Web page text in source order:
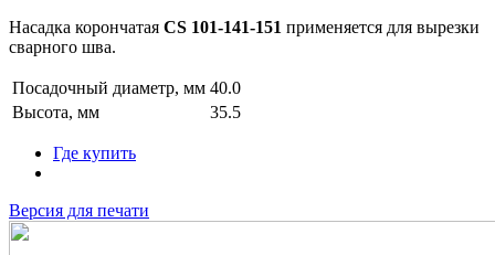
Насадка корончатая CS 101-141-151 применяется для вырезки
сварного шва.
Посадочный диаметр, мм 40.0
Высота, мм
35.5
Где купить
Версия для печати